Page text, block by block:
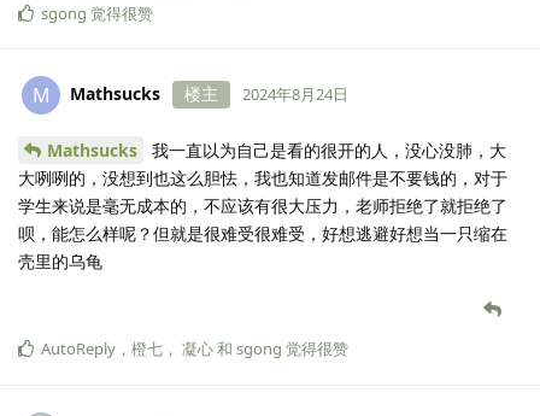
sgong 觉得很赞
M Mathsucks 楼主 2024年8月24日
Mathsucks
我一直以为自己是看的很开的人，没心没肺，大
大咧咧的，没想到也这么胆怯，我也知道发邮件是不要钱的，对于
学生来说是毫无成本的，不应该有很大压力，老师拒绝了就拒绝了
呗，能怎么样呢？但就是很难受很难受，好想逃避好想当一只缩在
壳里的乌龟
AutoReply ， 橙七 ， 凝心和 sgong 觉得很赞